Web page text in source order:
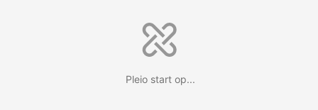
Pleio start op...